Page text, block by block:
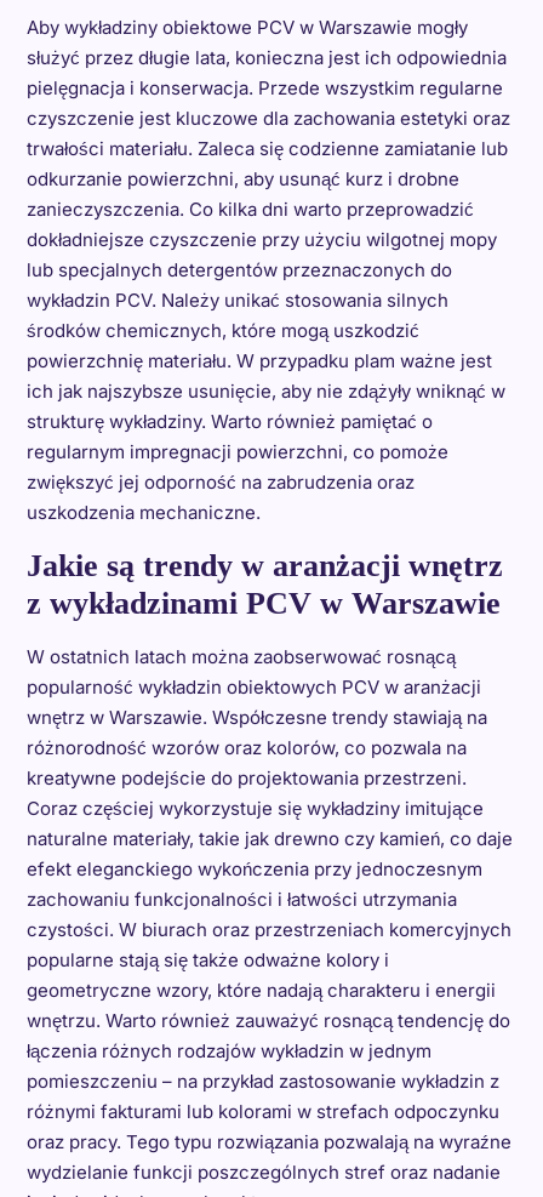
Aby wykładziny obiektowe PCV w Warszawie mogły
służyć przez długie lata, konieczna jest ich odpowiednia
pielęgnacja i konserwacja. Przede wszystkim regularne
czyszczenie jest kluczowe dla zachowania estetyki oraz
trwałości materiału. Zaleca się codzienne zamiatanie lub
odkurzanie powierzchni, aby usunąć kurz i drobne
zanieczyszczenia. Co kilka dni warto przeprowadzić
dokładniejsze czyszczenie przy użyciu wilgotnej mopy
lub specjalnych detergentów przeznaczonych do
wykładzin PCV. Należy unikać stosowania silnych
środków chemicznych, które mogą uszkodzić
powierzchnię materiału. W przypadku plam ważne jest
ich jak najszybsze usunięcie, aby nie zdążyły wniknąć w
strukturę wykładziny. Warto również pamiętać o
regularnym impregnacji powierzchni, co pomoże
zwiększyć jej odporność na zabrudzenia oraz
uszkodzenia mechaniczne.
Jakie są trendy w aranżacji wnętrz
z wykładzinami PCV w Warszawie
W ostatnich latach można zaobserwować rosnącą
popularność wykładzin obiektowych PCV w aranżacji
wnętrz w Warszawie. Współczesne trendy stawiają na
różnorodność wzorów oraz kolorów, co pozwala na
kreatywne podejście do projektowania przestrzeni.
Coraz częściej wykorzystuje się wykładziny imitujące
naturalne materiały, takie jak drewno czy kamień, co daje
efekt eleganckiego wykończenia przy jednoczesnym
zachowaniu funkcjonalności i łatwości utrzymania
czystości. W biurach oraz przestrzeniach komercyjnych
popularne stają się także odważne kolory i
geometryczne wzory, które nadają charakteru i energii
wnętrzu. Warto również zauważyć rosnącą tendencję do
łączenia różnych rodzajów wykładzin w jednym
pomieszczeniu – na przykład zastosowanie wykładzin z
różnymi fakturami lub kolorami w strefach odpoczynku
oraz pracy. Tego typu rozwiązania pozwalają na wyraźne
wydzielanie funkcji poszczególnych stref oraz nadanie